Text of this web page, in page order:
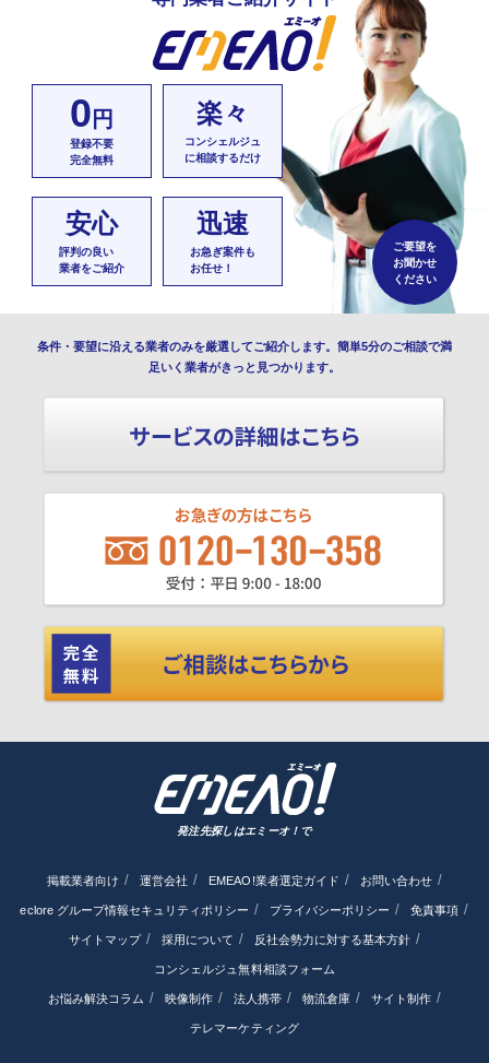
0 円
登録不要
完全無料
楽々
コンシェルジュ
に相談するだけ
安心
評判の良い
業者をご紹介
迅速
お急ぎ案件も
お任せ！
ご要望を
お聞かせ
ください
条件・要望に沿える業者のみを厳選してご紹介します。簡単5分のご相談で満
足いく業者がきっと見つかります。
発注先探しはエミーオ！で
掲載業者向け 運営会社 EMEAO!業者選定ガイド お問い合わせ
eclore グループ情報セキュリティポリシー プライバシーポリシー 免責事項
サイトマップ 採用について 反社会勢力に対する基本方針
コンシェルジュ無料相談フォーム
お悩み解決コラム 映像制作 法人携帯 物流倉庫 サイト制作
テレマーケティング